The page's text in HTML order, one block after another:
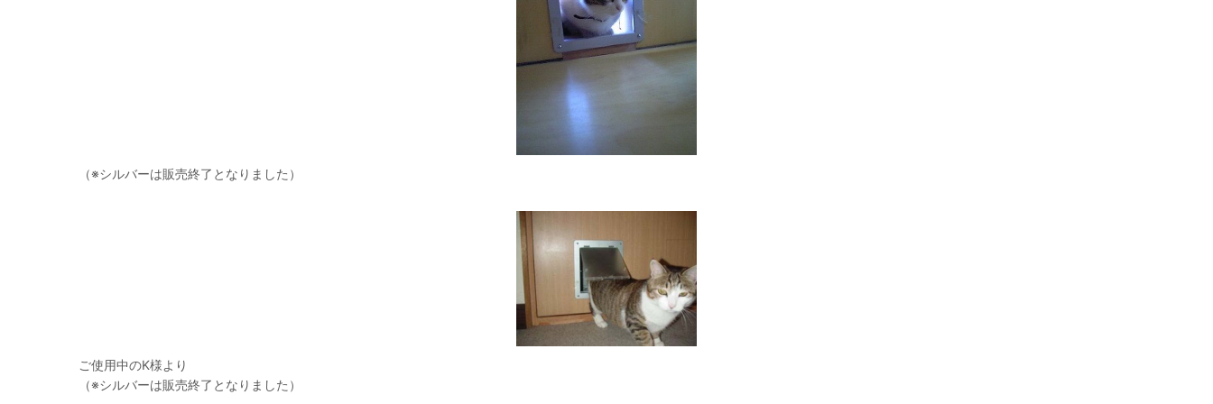
（※シルバーは販売終了となりました）
ご使用中のK様より
（※シルバーは販売終了となりました）